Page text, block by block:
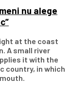
nu alege
at the coast
A small river
it with the
country, in which